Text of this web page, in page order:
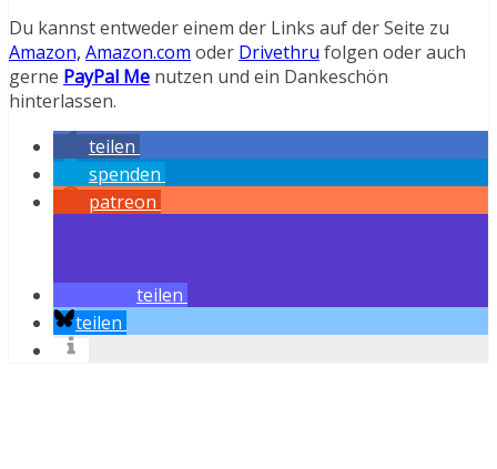
Du kannst entweder einem der Links auf der Seite zu
Amazon, Amazon.com oder Drivethru folgen oder auch
gerne PayPal Me nutzen und ein Dankeschön
hinterlassen.
teilen
spenden
patreon
teilen
teilen